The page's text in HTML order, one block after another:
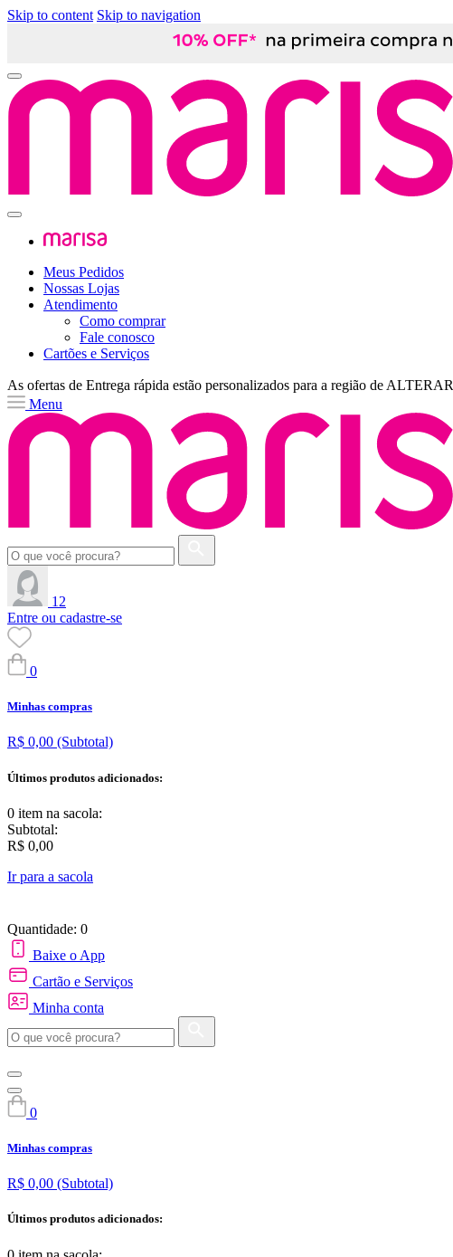
Skip to content Skip to navigation
Meus Pedidos
Nossas Lojas
Atendimento
Como comprar
Fale conosco
Cartões e Serviços
As ofertas de Entrega rápida estão personalizados para a região de ALTERAR
Menu
12
Entre ou cadastre-se
0
Minhas compras
R$ 0,00 (Subtotal)
Últimos produtos adicionados:
0 item na sacola:
Subtotal:
R$ 0,00
Ir para a sacola
Quantidade: 0
Baixe o App
Cartão e Serviços
Minha conta
0
Minhas compras
R$ 0,00 (Subtotal)
Últimos produtos adicionados: